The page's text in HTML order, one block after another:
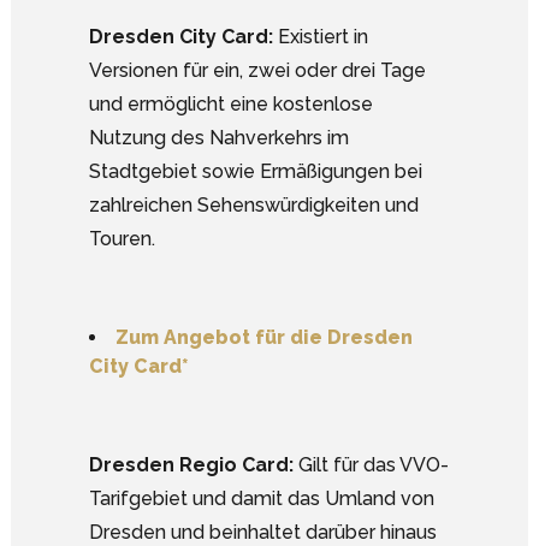
Dresden City Card: Existiert in
Versionen für ein, zwei oder drei Tage
und ermöglicht eine kostenlose
Nutzung des Nahverkehrs im
Stadtgebiet sowie Ermäßigungen bei
zahlreichen Sehenswürdigkeiten und
Touren.
Zum Angebot für die Dresden
City Card*
Dresden Regio Card: Gilt für das VVO-
Tarifgebiet und damit das Umland von
Dresden und beinhaltet darüber hinaus